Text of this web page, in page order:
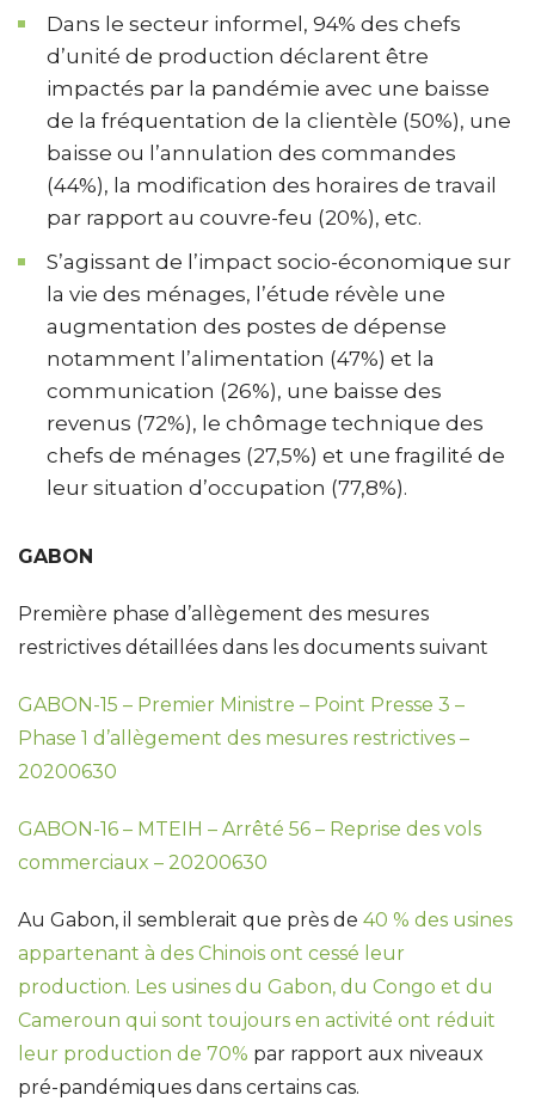
Dans le secteur informel, 94% des chefs
d’unité de production déclarent être
impactés par la pandémie avec une baisse
de la fréquentation de la clientèle (50%), une
baisse ou l’annulation des commandes
(44%), la modification des horaires de travail
par rapport au couvre-feu (20%), etc.
S’agissant de l’impact socio-économique sur
la vie des ménages, l’étude révèle une
augmentation des postes de dépense
notamment l’alimentation (47%) et la
communication (26%), une baisse des
revenus (72%), le chômage technique des
chefs de ménages (27,5%) et une fragilité de
leur situation d’occupation (77,8%).
GABON
Première phase d’allègement des mesures
restrictives détaillées dans les documents suivant
GABON-15 – Premier Ministre – Point Presse 3 –
Phase 1 d’allègement des mesures restrictives –
20200630
GABON-16 – MTEIH – Arrêté 56 – Reprise des vols
commerciaux – 20200630
Au Gabon, il semblerait que près de 40 % des usines
appartenant à des Chinois ont cessé leur
production. Les usines du Gabon, du Congo et du
Cameroun qui sont toujours en activité ont réduit
leur production de 70% par rapport aux niveaux
pré-pandémiques dans certains cas.